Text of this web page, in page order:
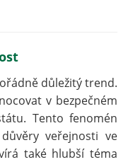
důležitý trend.
v bezpečném
Tento fenomén
veřejnosti ve
také hlubší téma